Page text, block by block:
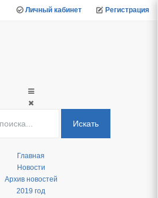
Личный кабинет Регистрация
Искать
Главная
Новости
Архив новостей
2019 год